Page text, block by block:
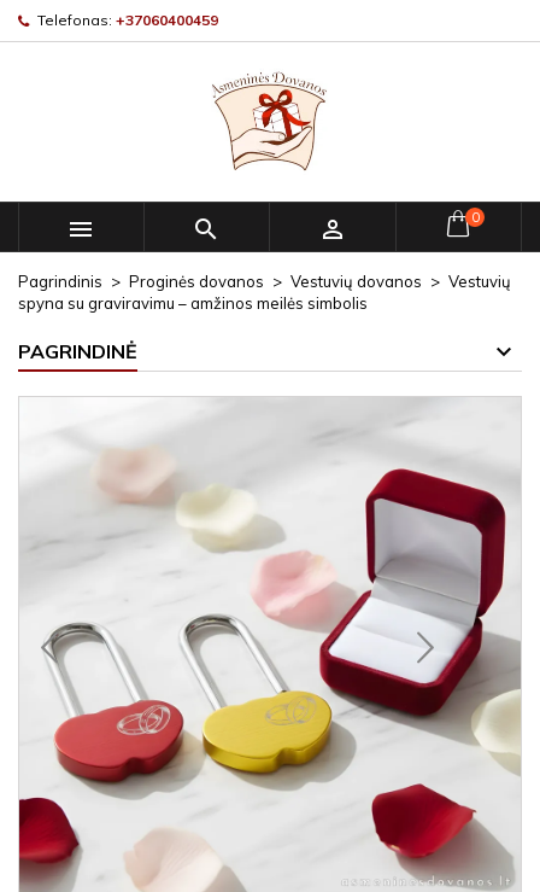
Telefonas: +37060400459
   0
Pagrindinis Proginės dovanos Vestuvių dovanos
Vestuvių
spyna su graviravimu – amžinos meilės simbolis
PAGRINDINĖ